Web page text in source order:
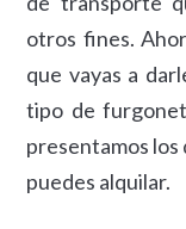
otros fines.
que vayas a
tipo de
presentamos
puedes alquilar.